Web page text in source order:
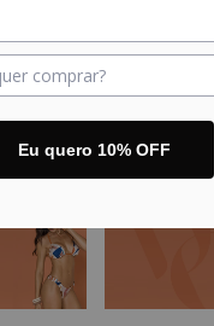
Eu quero 10% OFF